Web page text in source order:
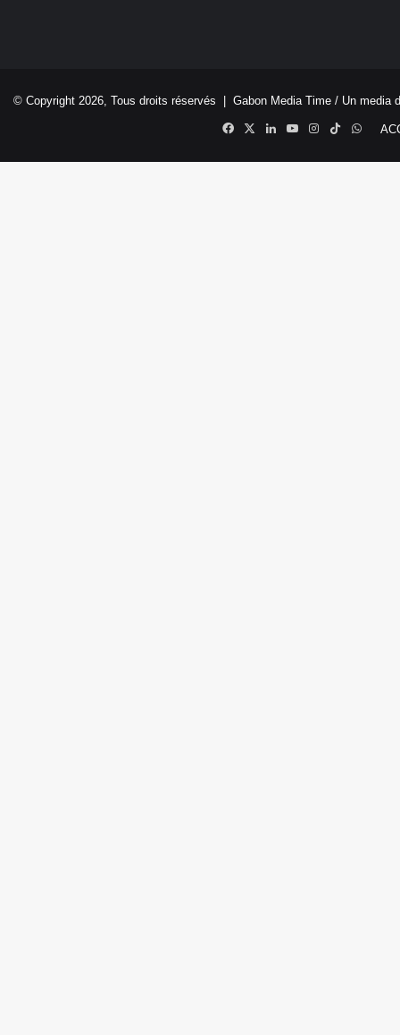
© Copyright 2026, Tous droits réservés | Gabon Media Time / Un media
Facebook
X LinkedinYouTubeInstagram
TikTok